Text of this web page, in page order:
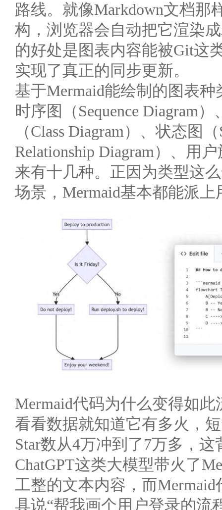
路线。就像Markdown文档那
构，浏览器会自动把它渲染
的好处是图表内容能被Git这
实现了真正的同步更新。
基于Mermaid能绘制的图表
时序图（Sequence Diagram
（Class Diagram）、状态图
Relationship Diagram）、用
来有十几种。正因为类型这
场景，Mermaid基本都能派上
Mermaid代码为什么变得如此
看看数据就知道它有多火，
Star数从4万冲到了7万多，
ChatGPT这类大模型带火了
工整的文本内容，而
具说“帮我画个用户登录的流